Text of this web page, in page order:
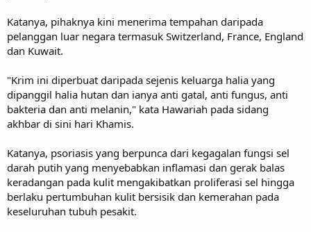
Katanya, pihaknya kini menerima tempahan daripada
pelanggan luar negara termasuk Switzerland, France, England
dan Kuwait.
"Krim ini diperbuat daripada sejenis keluarga halia yang
dipanggil halia hutan dan ianya anti gatal, anti fungus, anti
bakteria dan anti melanin," kata Hawariah pada sidang
akhbar di sini hari Khamis.
Katanya, psoriasis yang berpunca dari kegagalan fungsi sel
darah putih yang menyebabkan inflamasi dan gerak balas
keradangan pada kulit mengakibatkan proliferasi sel hingga
berlaku pertumbuhan kulit bersisik dan kemerahan pada
keseluruhan tubuh pesakit.